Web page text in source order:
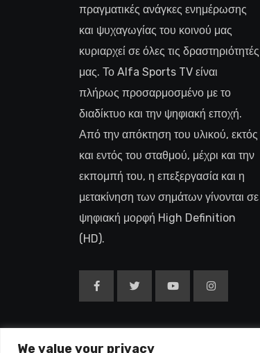
We value your privacy
πραγματικές ανάγκες ενημέρωσης
και ψυχαγωγίας του κοινού μας
κυριαρχεί σε όλες τις δραστηριότητές
μας. Το Alfa Sports TV είναι
πλήρως προσαρμοσμένο με το
διαδίκτυο και την ψηφιακή εποχή.
Από την απόκτηση του υλικού, εκτός
και εντός του σταθμού, μέχρι και την
εκπομπή του, η επεξεργασία και η
μετακίνηση των σημάτων γίνονται σε
ψηφιακή μορφή High Definition
(HD).